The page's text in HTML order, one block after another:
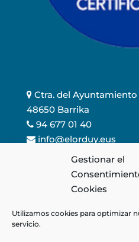
Gestionar el
Cookies
Utilizamos cookies para optimizar
servicio.
Ctra. del Ayuntamiento
48650 Barrika
94 677 01 40
info@elorduy.eus
Política de Calidad
Política de Cookies